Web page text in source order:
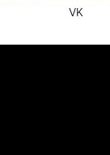
VK